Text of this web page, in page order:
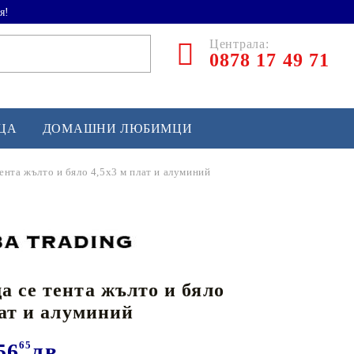
Централа:
0878 17 49 71
и софтбол
и лакрос
спортно оборудване
ДОМАШНИ ЛЮБИМЦИ
жълто и бяло 4,5x3 м плат и алуминий
се тента жълто и бяло
и алуминий
65